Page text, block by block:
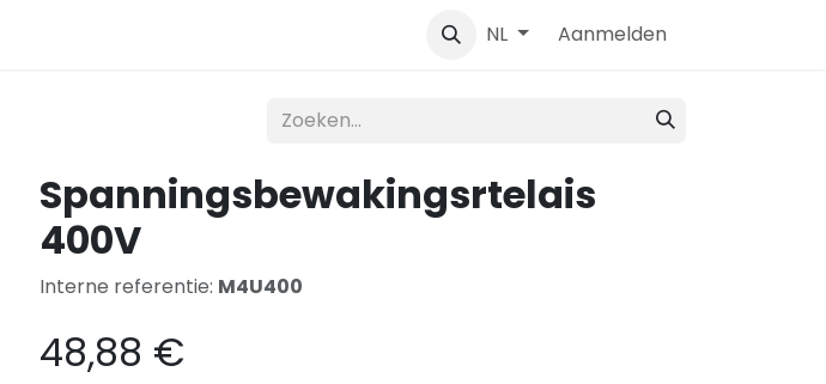
NL Aanmelden
Spanningsbewakingsrtelais
400V
Interne referentie: M4U400
48,88 €